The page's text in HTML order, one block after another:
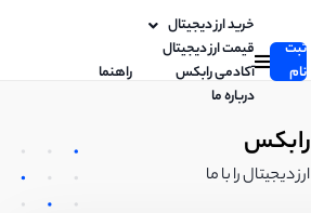
ثبت
نام
خرید ارز دیجیتال
قیمت ارز دیجیتال
آکادمی رابکس
راهنما
درباره ما
رابکس
دیجیتال را با ما